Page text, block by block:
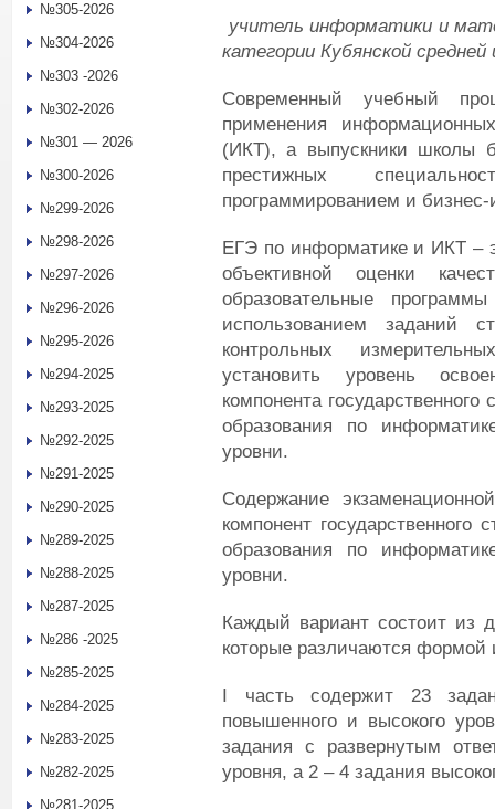
учитель информатики и
категории Кубянской
Современный учебный
применения
(ИКТ), а выпускники школы
престижных
программированием и
ЕГЭ по информатике и ИКТ –
объективной оценки
образовательные
использованием заданий
контрольных
установить уровень
компонента
образования по
уровни.
Содержание
компонент государственного
образования по
уровни.
Каждый вариант состоит из
которые различаются формой
I часть содержит 23
повышенного и высокого
задания с развернутым
уровня, а 2 – 4 задания
№305-2026
№304-2026
№303 -2026
№302-2026
№301 — 2026
№300-2026
№299-2026
№298-2026
№297-2026
№296-2026
№295-2026
№294-2025
№293-2025
№292-2025
№291-2025
№290-2025
№289-2025
№288-2025
№287-2025
№286 -2025
№285-2025
№284-2025
№283-2025
№282-2025
№281-2025